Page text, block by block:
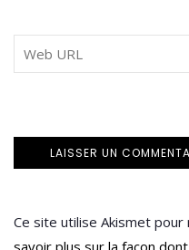
Ce site utilise Akismet
savoir plus sur la façon